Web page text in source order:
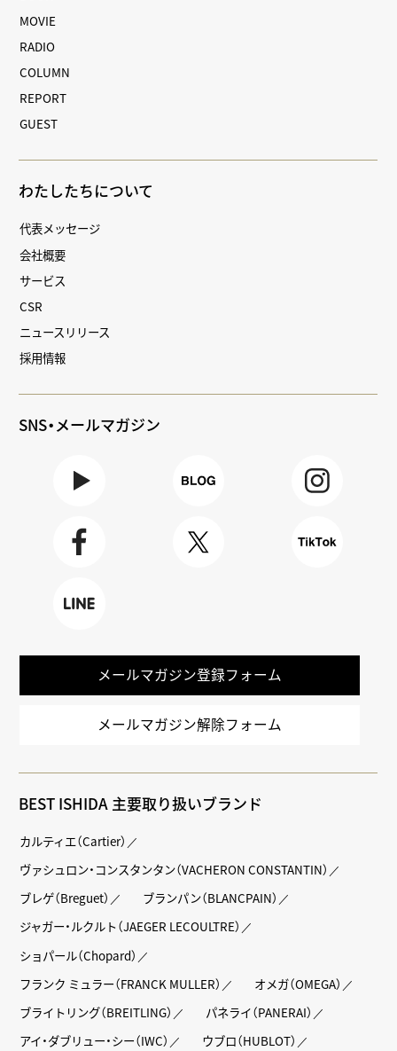
MOVIE
RADIO
COLUMN
REPORT
GUEST
わたしたちについて
代表メッセージ
会社概要
サービス
CSR
ニュースリリース
採用情報
SNS・メールマガジン
メールマガジン登録フォーム
メールマガジン解除フォーム
BEST ISHIDA 主要取り扱いブランド
カルティエ（Cartier）
ヴァシュロン・コンスタンタン（VACHERON CONSTANTIN）
ブレゲ（Breguet）
ブランパン（BLANCPAIN）
ジャガー・ルクルト（JAEGER LECOULTRE）
ショパール（Chopard）
フランク ミュラー（FRANCK MULLER）
オメガ（OMEGA）
ブライトリング（BREITLING）
パネライ（PANERAI）
アイ・ダブリュー・シー（IWC）
ウブロ（HUBLOT）